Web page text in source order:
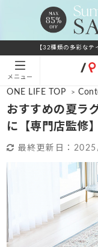
【32種類の多彩な
メニュー
ONE LIFE TOP >
おすすめの夏ラ
に【専門店監修】
最終更新日：